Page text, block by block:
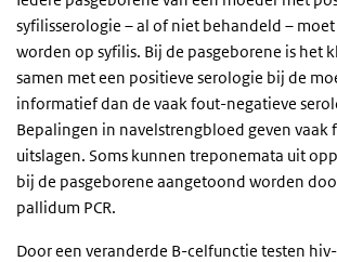
syfilisserologie – al of niet behandeld –
worden op syfilis. Bij de pasgeborene is het
samen met een positieve serologie bij de
informatief dan de vaak fout-negatieve
Bepalingen in navelstrengbloed geven vaak
uitslagen. Soms kunnen treponemata uit
bij de pasgeborene aangetoond worden
pallidum PCR.
Door een veranderde B-celfunctie testen